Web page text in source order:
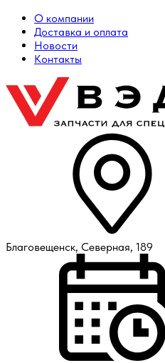
О компании
Доставка и оплата
Новости
Контакты
Благовещенск, Северная, 189